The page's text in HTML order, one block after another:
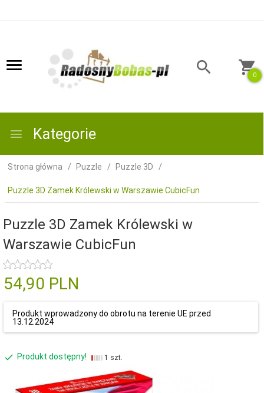
0
Kategorie
Strona główna Puzzle Puzzle 3D
Puzzle 3D Zamek Królewski w Warszawie CubicFun
Puzzle 3D Zamek Królewski w
Warszawie CubicFun
54,90 PLN
Produkt wprowadzony do obrotu na terenie UE przed
13.12.2024
Produkt dostępny! 1 szt.